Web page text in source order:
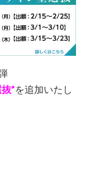
”を追加いたし